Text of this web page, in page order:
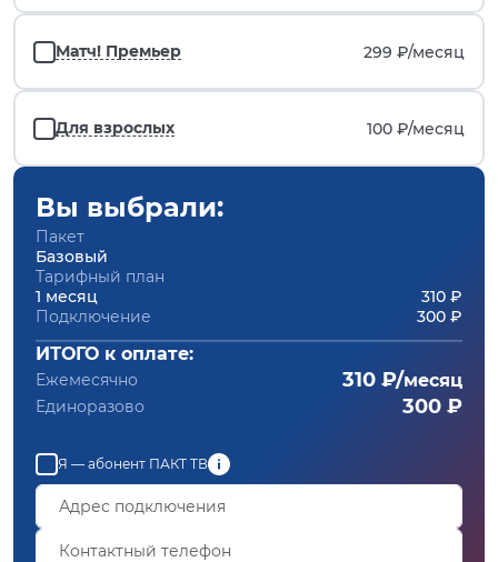
Матч! Премьер 299 ₽/месяц
Для взрослых 100 ₽/месяц
Вы выбрали:
Пакет
Базовый
Тарифный план
1 месяц
310 ₽
Подключение
300 ₽
ИТОГО к оплате:
Ежемесячно 310 ₽/месяц
Единоразово 300 ₽
Я — абонент ПАКТ ТВ